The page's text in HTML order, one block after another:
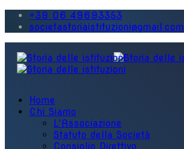
+39 06 49693353
societastoriaistituzioni@gmail.com
Home
Chi Siamo
L'Associazione
Statuto della Società
Consiglio Direttivo